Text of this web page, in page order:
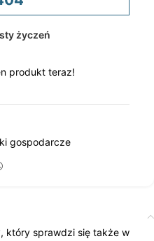
życzeń
produkt teraz!
gospodarcze
który sprawdzi się także w